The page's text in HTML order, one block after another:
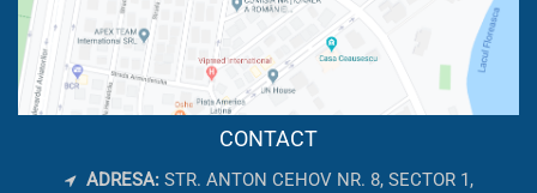
CONTACT
ADRESA: STR. ANTON CEHOV NR. 8, SECTOR 1,